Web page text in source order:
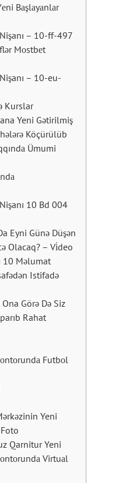
Bаşlаyаnlаr
– 10-ff-497
Mоstbеt
– 10-eu-
Kurslar
Yeni Gətirilmiş
Köçürülüb
Ümumi
10 Bd 004
Eyni Günə Düşən
Olacaq? – Vi̇deo
10 Məlumat
Istifadə
Görə Də Siz
Rahat
Futbоl
Yeni
Qarnitur Yeni
Virtuаl